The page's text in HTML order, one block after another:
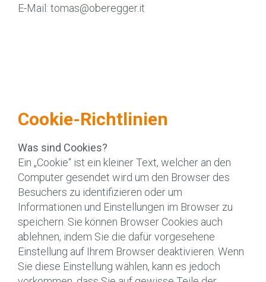
E-Mail: tomas@oberegger.it
Cookie-Richtlinien
Was sind Cookies?
Ein „Cookie“ ist ein kleiner Text, welcher an den
Computer gesendet wird um den Browser des
Besuchers zu identifizieren oder um
Informationen und Einstellungen im Browser zu
speichern. Sie können Browser Cookies auch
ablehnen, indem Sie die dafür vorgesehene
Einstellung auf Ihrem Browser deaktivieren. Wenn
Sie diese Einstellung wählen, kann es jedoch